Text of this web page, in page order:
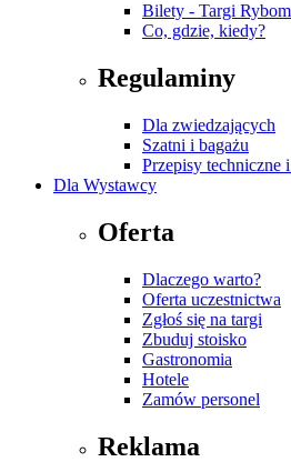
Bilety - Targi
Co, gdzie, kiedy?
Regulaminy
Dla zwiedzających
Szatni i bagażu
Przepisy techniczne
Dla Wystawcy
Oferta
Dlaczego warto?
Oferta uczestnictwa
Zgłoś się na targi
Zbuduj stoisko
Gastronomia
Hotele
Zamów personel
Reklama